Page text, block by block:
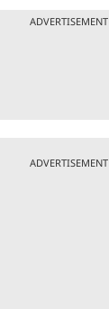
ADVERTISEMENT
ADVERTISEMENT